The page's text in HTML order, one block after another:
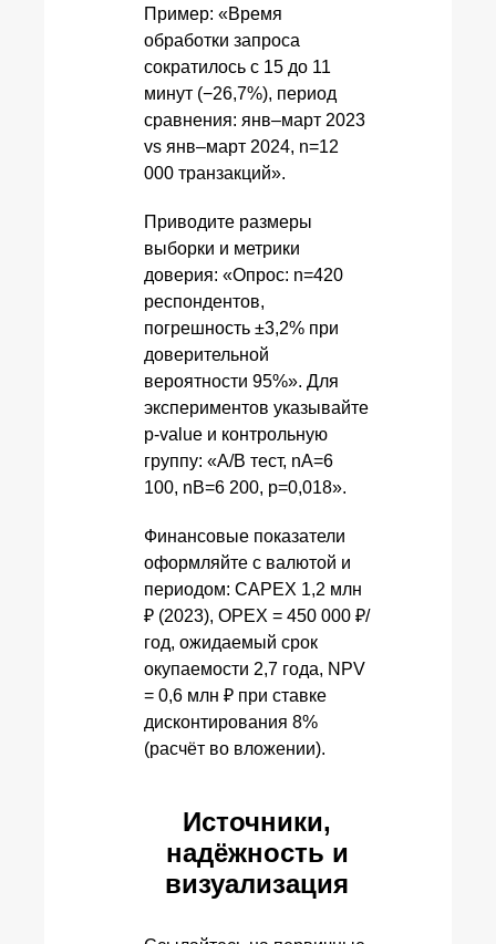
Пример: «Время
обработки запроса
сократилось с 15 до 11
минут (−26,7%), период
сравнения: янв–март 2023
vs янв–март 2024, n=12
000 транзакций».
Приводите размеры
выборки и метрики
доверия: «Опрос: n=420
респондентов,
погрешность ±3,2% при
доверительной
вероятности 95%». Для
экспериментов указывайте
p‑value и контрольную
группу: «A/B тест, nA=6
100, nB=6 200, p=0,018».
Финансовые показатели
оформляйте с валютой и
периодом: CAPEX 1,2 млн
₽ (2023), OPEX = 450 000 ₽/
год, ожидаемый срок
окупаемости 2,7 года, NPV
= 0,6 млн ₽ при ставке
дисконтирования 8%
(расчёт во вложении).
Источники,
надёжность и
визуализация